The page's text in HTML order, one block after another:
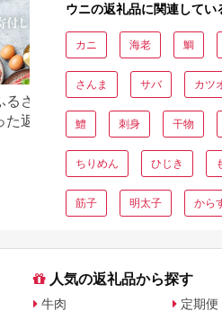
るさと納税「貰ってよか
た返礼品」12選～食べ物
【
に
ウニの返礼品に関連してい
カニ 海老 鯛
さんま サバ カツ
鱧 刺身 干物
ちりめん ひじき
筋子 明太子 から
人気の返礼品から探す
牛肉
定期便